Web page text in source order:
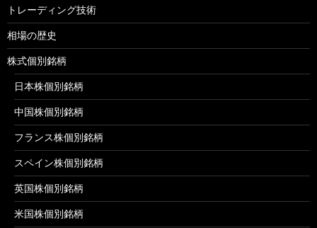
トレーディング技術
相場の歴史
株式個別銘柄
日本株個別銘柄
中国株個別銘柄
フランス株個別銘柄
スペイン株個別銘柄
英国株個別銘柄
米国株個別銘柄